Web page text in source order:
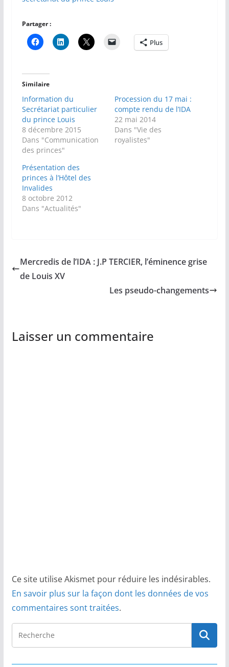
Partager :
Plus
Similaire
Information du
Secrétariat particulier
du prince Louis
8 décembre 2015
Dans "Communication
des princes"
Procession du 17 mai :
compte rendu de l’IDA
22 mai 2014
Dans "Vie des
royalistes"
Présentation des
princes à l’Hôtel des
Invalides
8 octobre 2012
Dans "Actualités"
Mercredis de l’IDA : J.P TERCIER, l’éminence grise
de Louis XV
Les pseudo-changements
Laisser un commentaire
Ce site utilise Akismet pour réduire les indésirables.
En savoir plus sur la façon dont les données de vos
commentaires sont traitées.